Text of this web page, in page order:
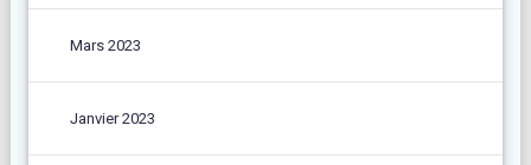
Mars 2023
Janvier 2023